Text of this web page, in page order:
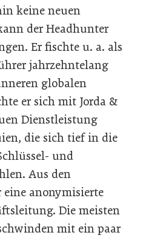
keine neuen
der Headhunter
Er fischte u. a. als
jahrzehntelang
globalen
er sich mit Jorda &
Dienstleistung
die sich tief in die
und
Aus den
eine anonymisierte
Die meisten
mit ein paar